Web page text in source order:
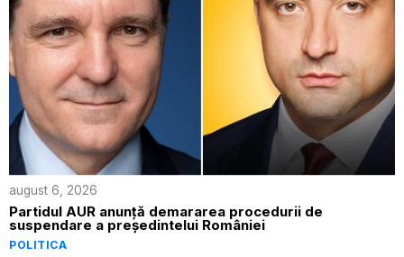
august 6, 2026
Partidul AUR anunță demararea procedurii de
suspendare a președintelui României
POLITICA